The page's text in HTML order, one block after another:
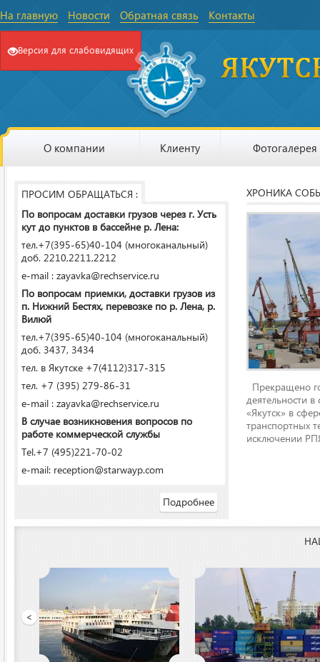
На главную Новости Обратная связь Контакты
Версия для слабовидящих
О компании Клиенту Фотогалерея
ПРОСИМ ОБРАЩАТЬСЯ :
По вопросам доставки грузов через г. Усть
кут до пунктов в бассейне р. Лена:
тел.+7(395-65)40-104 (многоканальный)
доб. 2210,2211,2212
e-mail : zayavka@rechservice.ru
По вопросам приемки, доставки грузов из
п. Нижний Бестях, перевозке по р. Лена, р.
Вилюй
тел.+7(395-65)40-104 (многоканальный)
доб. 3437, 3434
тел. в Якутске +7(4112)317-315
тел. +7 (395) 279-86-31
e-mail : zayavka@rechservice.ru
В случае возникновения вопросов по
работе коммерческой службы
Tel.+7 (495)221-70-02
e-mail: reception@starwayp.com
Подробнее
ХРОНИКА
Прекращено
деятельности
«Якутск» в
транспортных
исключении
<
ООО «Якутский речной